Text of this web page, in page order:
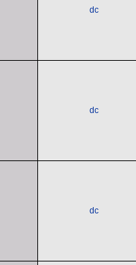
dc
dc
dc